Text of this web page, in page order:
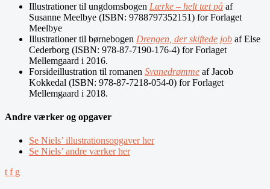
Illustrationer til ungdomsbogen Lærke – helt tæt på af
Susanne Meelbye (ISBN: 9788797352151) for Forlaget
Meelbye
Illustrationer til børnebogen Drengen, der skiftede job af Else
Cederborg (ISBN: 978-87-7190-176-4) for Forlaget
Mellemgaard i 2016.
Forsideillustration til romanen Svanedrømme af Jacob
Kokkedal (ISBN: 978-87-7218-054-0) for Forlaget
Mellemgaard i 2018.
Andre værker og opgaver
Se Niels’ illustrationsopgaver her
Se Niels’ andre værker her
t f g